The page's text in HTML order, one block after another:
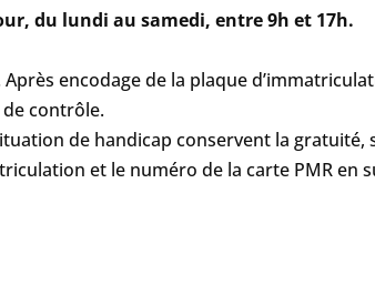
du lundi au samedi, entre 9h et 17h.
encodage de la plaque
contrôle.
de handicap conservent la gratuité,
et le numéro de la carte PMR en